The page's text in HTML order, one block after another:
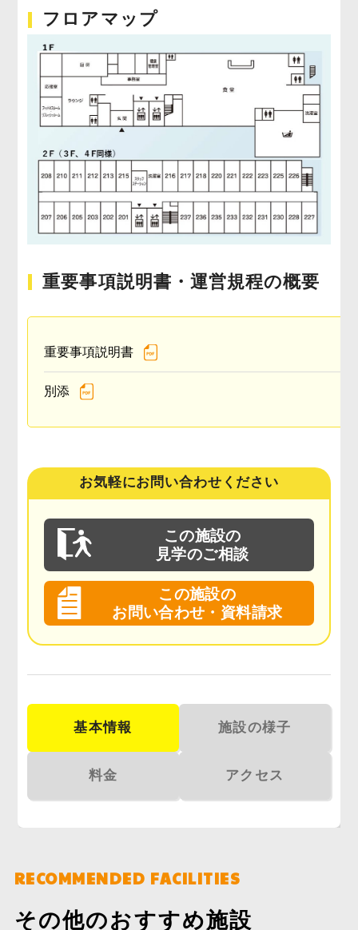
フロアマップ
重要事項説明書・運営規程の概要
重要事項説明書
別添
お気軽にお問い合わせください
この施設の
見学のご相談
この施設の
お問い合わせ・資料請求
基本情報 施設の様子
料金 アクセス
RECOMMENDED FACILITIES
その他のおすすめ施設